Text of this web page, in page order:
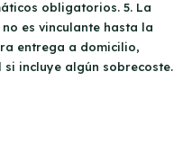
obligatorios. 5. La
es vinculante hasta la
entrega a domicilio,
incluye algún sobrecoste.